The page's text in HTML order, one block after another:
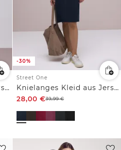
Knielanges Kleid aus Jersey
-30%
Street One
Knielanges Kleid aus Jersey
28,00 €39,99€